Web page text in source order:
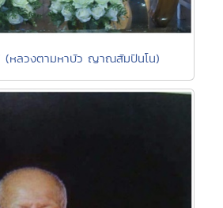
(หลวงตามหาบัว ญาณสัมปันโน)